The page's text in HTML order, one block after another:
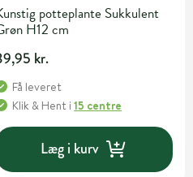
potteplante Sukkulent
H12 cm
kr.
Få leveret
Klik & Hent i15 centre
Læg i kurv